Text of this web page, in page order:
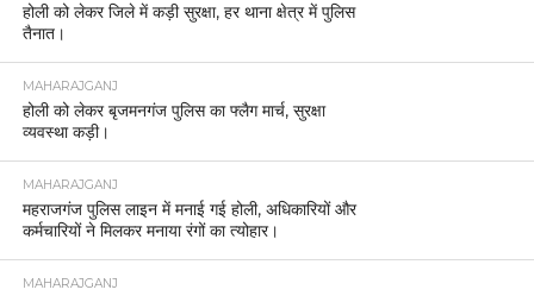
होली को लेकर जिले में कड़ी सुरक्षा, हर थाना क्षेत्र में पुलिस
तैनात।
MAHARAJGANJ
होली को लेकर बृजमनगंज पुलिस का फ्लैग मार्च, सुरक्षा
व्यवस्था कड़ी।
MAHARAJGANJ
महराजगंज पुलिस लाइन में मनाई गई होली, अधिकारियों और
कर्मचारियों ने मिलकर मनाया रंगों का त्योहार।
MAHARAJGANJ